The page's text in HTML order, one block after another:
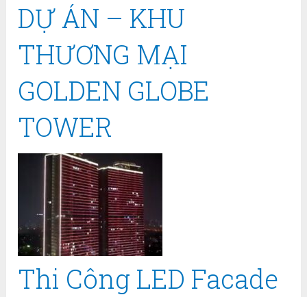
DỰ ÁN – KHU
THƯƠNG MẠI
GOLDEN GLOBE
TOWER
Thi Công LED Facade